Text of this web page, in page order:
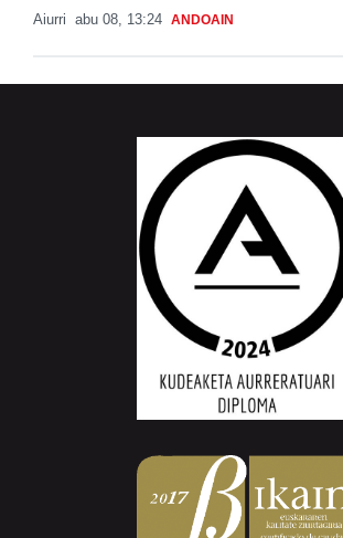
Aiurri abu 08, 13:24 ANDOAIN